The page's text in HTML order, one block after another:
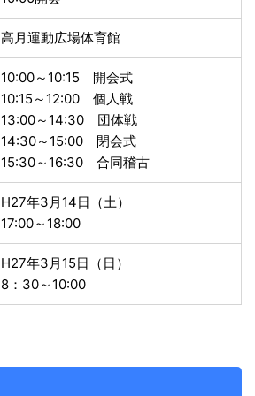
高月運動広場体育館
10:00～10:15 開会式
10:15～12:00 個人戦
13:00～14:30 団体戦
14:30～15:00 閉会式
15:30～16:30 合同稽古
H27年3月14日（土）
17:00～18:00
H27年3月15日（日）
8：30～10:00